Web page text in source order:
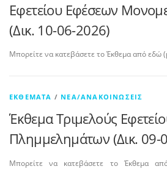
Εφετείου Εφέσεων
(Δικ. 10-06-2026)
Μπορείτε να κατεβάσετε το Έκθεμα από εδώ
ΕΚΘΈΜΑΤΑ / ΝΈΑ/ΑΝΑΚΟΙΝΏΣΕΙΣ
Έκθεμα Τριμελούς
Πλημμελημάτων (Δικ. 09-
Μπορείτε να κατεβάσετε το Έκθεμα